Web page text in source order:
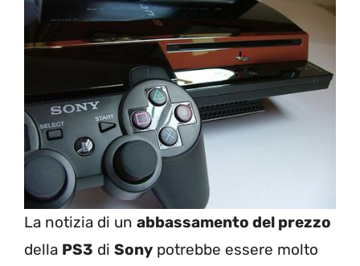
La notizia di un abbassamento del prezzo
della PS3 di Sony potrebbe essere molto